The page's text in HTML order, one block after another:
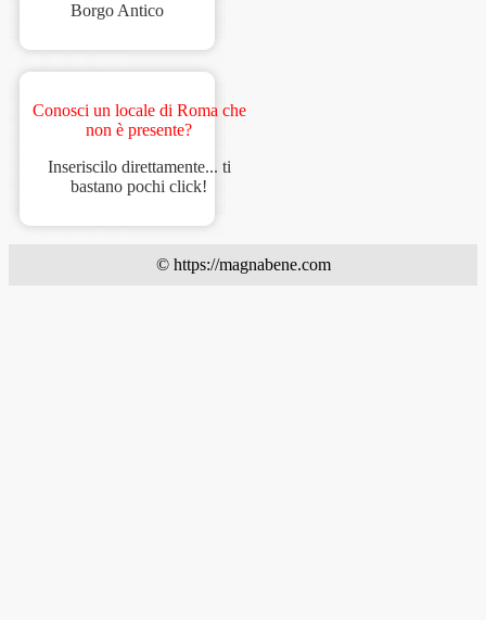
Borgo Antico
Conosci un locale di Roma che
non è presente?
Inseriscilo direttamente... ti
bastano pochi click!
© https://magnabene.com